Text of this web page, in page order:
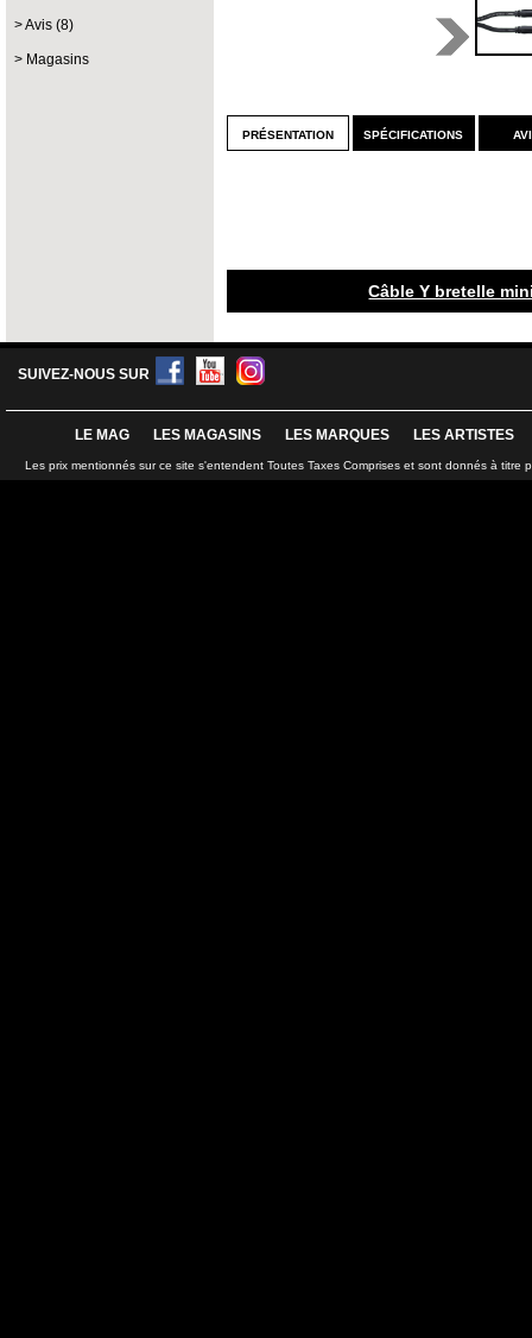
Avis (8)
Magasins
présentation spécifications
Câble Y bretelle
SUIVEZ-NOUS SUR
LE MAG LES MAGASINS LES MARQUES LES ARTISTES
Les prix mentionnés sur ce site s'entendent Toutes Taxes Comprises et sont donnés à